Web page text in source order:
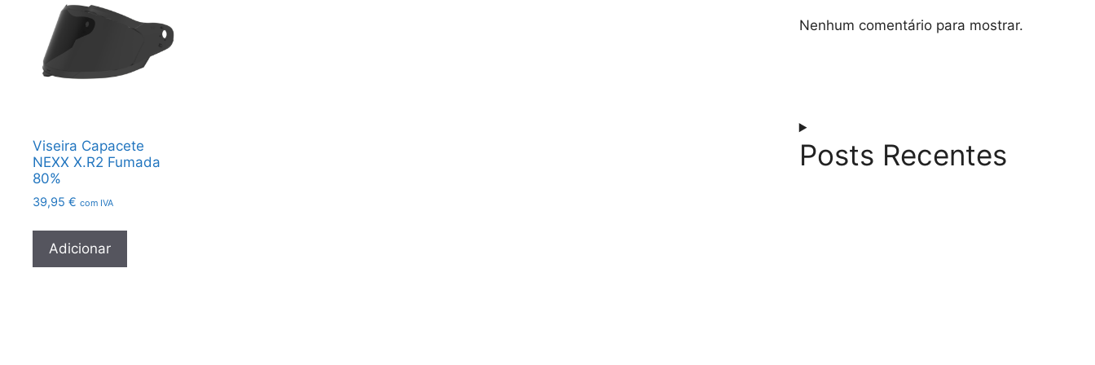
Viseira Capacete
NEXX X.R2 Fumada
80%
39,95 € com IVA
Adicionar
Nenhum comentário para mostrar.
Posts Recentes